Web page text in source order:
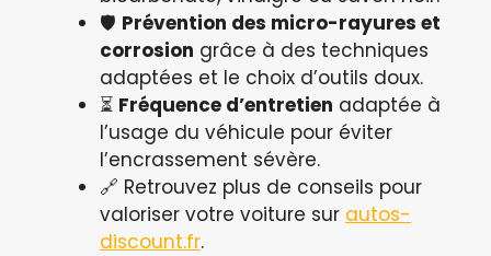
🛡️ Prévention des micro-rayures et
corrosion grâce à des techniques
adaptées et le choix d’outils doux.
⏳ Fréquence d’entretien adaptée à
l’usage du véhicule pour éviter
l’encrassement sévère.
🔗 Retrouvez plus de conseils pour
valoriser votre voiture sur autos-
discount.fr.